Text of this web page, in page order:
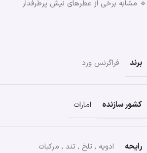
🔹 مشابه برخی از عطرهای نیش پرطرفدار
برند فراگرنس ورد
کشور سازنده امارات
رایحه ادویه , تلخ , تند , مرکبات